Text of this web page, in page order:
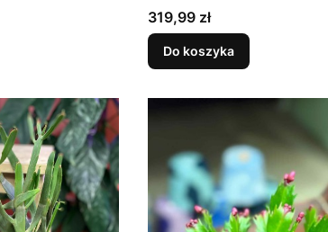
Cena
319,99 zł
Do koszyka